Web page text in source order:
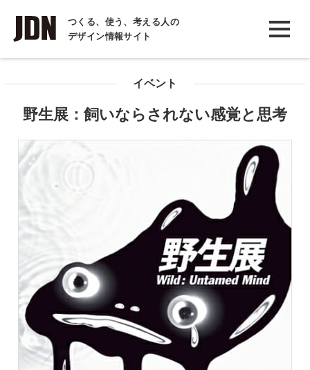
つくる、使う、考える人の
デザイン情報サイト
INTERVIEW
インタビュー
イベント
野生展：飼いならされない感覚と思考